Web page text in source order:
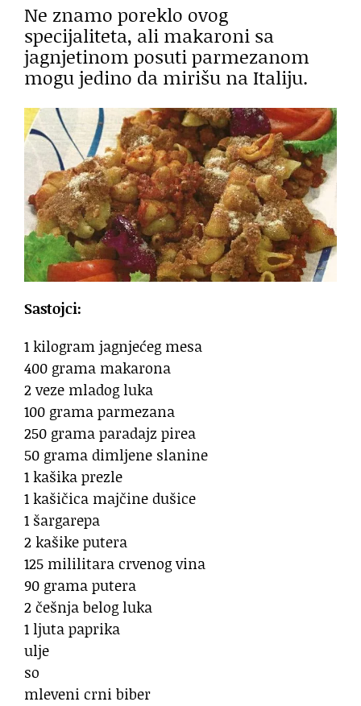
Ne znamo poreklo ovog
specijaliteta, ali makaroni sa
jagnjetinom posuti parmezanom
mogu jedino da mirišu na Italiju.
Sastojci:
1 kilogram jagnjećeg mesa
400 grama makarona
2 veze mladog luka
100 grama parmezana
250 grama paradajz pirea
50 grama dimljene slanine
1 kašika prezle
1 kašičica majčine dušice
1 šargarepa
2 kašike putera
125 mililitara crvenog vina
90 grama putera
2 češnja belog luka
1 ljuta paprika
ulje
so
mleveni crni biber